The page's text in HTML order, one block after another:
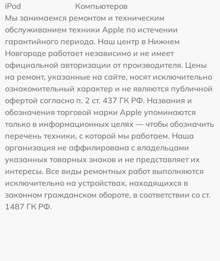
iPod
Компьютеров
Мы занимаемся ремонтом и техническим
обслуживанием техники Apple по истечении
гарантийного периода. Наш центр в Нижнем
Новгороде работает независимо и не имеет
официальной авторизации от производителя. Цены
на ремонт, указанные на сайте, носят исключительно
ознакомительный характер и не являются публичной
офертой согласно п. 2 ст. 437 ГК РФ. Названия и
обозначения торговой марки Apple упоминаются
только в информационных целях — чтобы обозначить
перечень техники, с которой мы работаем. Наша
организация не аффилирована с владельцами
указанных товарных знаков и не представляет их
интересы. Все виды ремонтных работ выполняются
исключительно на устройствах, находящихся в
законном гражданском обороте, в соответствии со ст.
1487 ГК РФ.